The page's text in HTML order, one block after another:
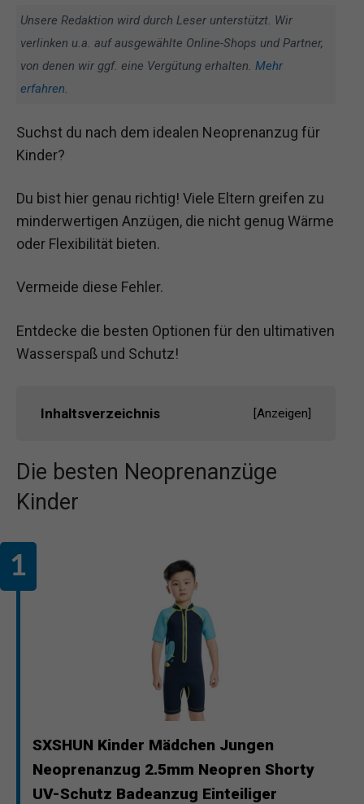
Unsere Redaktion wird durch Leser unterstützt. Wir
verlinken u.a. auf ausgewählte Online-Shops und Partner,
von denen wir ggf. eine Vergütung erhalten. Mehr
erfahren.
Suchst du nach dem idealen Neoprenanzug für
Kinder?
Du bist hier genau richtig! Viele Eltern greifen zu
minderwertigen Anzügen, die nicht genug Wärme
oder Flexibilität bieten.
Vermeide diese Fehler.
Entdecke die besten Optionen für den ultimativen
Wasserspaß und Schutz!
Inhaltsverzeichnis [Anzeigen]
Die besten Neoprenanzüge
Kinder
SXSHUN Kinder Mädchen Jungen
Neoprenanzug 2.5mm Neopren Shorty
UV-Schutz Badeanzug Einteiliger